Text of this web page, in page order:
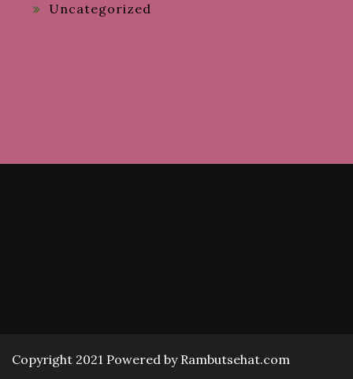
Uncategorized
Copyright 2021 Powered by Rambutsehat.com